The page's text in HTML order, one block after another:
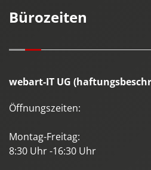
Bürozeiten
webart-IT UG
Öffnungszeiten:
Montag-Freitag:
8:30 Uhr -16:30 Uhr